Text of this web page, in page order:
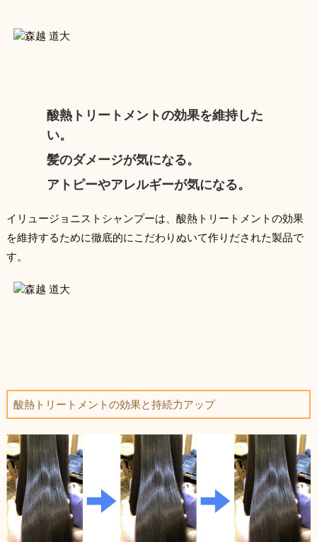
酸熱トリートメントの効果を維持した
い。
髪のダメージが気になる。
アトピーやアレルギーが気になる。
イリュージョニストシャンプーは、酸熱トリートメントの効果
を維持するために徹底的にこだわりぬいて作りだされた製品で
す。
酸熱トリートメントの効果と持続力アップ